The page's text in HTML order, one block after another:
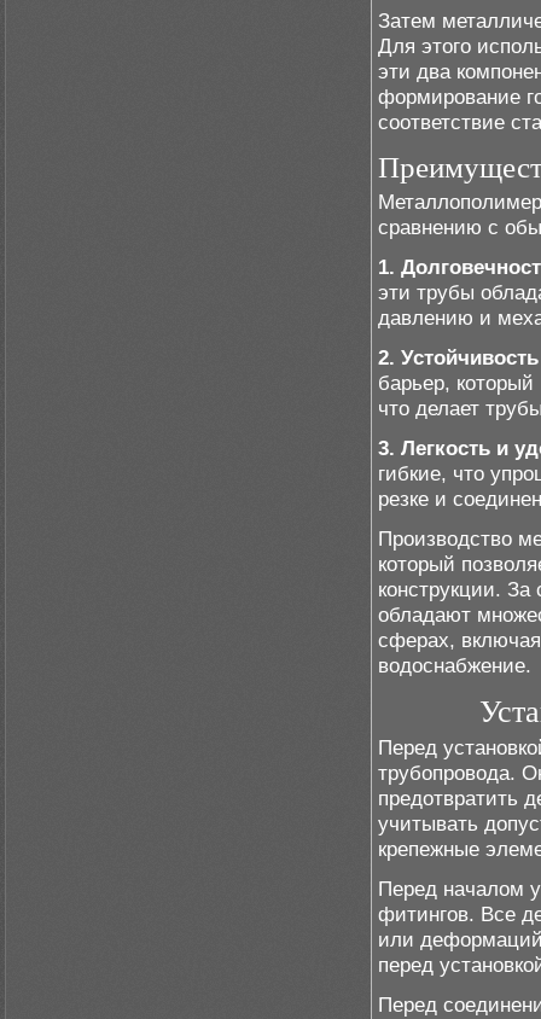
Затем
Для этого
эти два
формирование
соответствие
сравнению с
1.
эти трубы
давлению и
2.
барьер,
что делает
3. Легкость и
гибкие, что
резке и
Производство
который
конструкции.
обладают
сферах, включая
водоснабжение.
Перед
трубопровода.
предотвратить
учитывать
крепежные
Перед началом
фитингов. Все
или
перед
Перед